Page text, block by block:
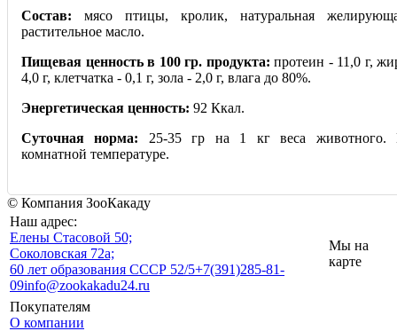
Состав: мясо птицы, кролик, натуральная
растительное масло.
Пищевая ценность в 100 гр. продукта: протеин - 11,0 г,
4,0 г, клетчатка - 0,1 г, зола - 2,0 г, влага до 80%.
Энергетическая ценность: 92 Ккал.
Суточная норма: 25-35 гр на 1 кг веса животного.
комнатной температуре.
© Компания ЗооКакаду
Наш адрес:
Eлены Стасовой 50;
Соколовская 72а;
60 лет образования СССР 52/5+7(391)285-81-
09info@zookakadu24.ru
Мы на
карте
Покупателям
О компании